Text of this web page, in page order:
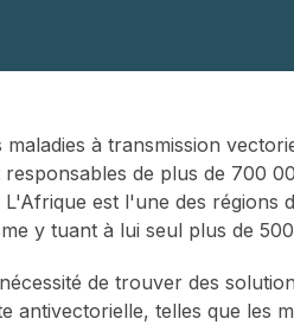
à transmission
de plus de 700
est l'une des régions
y tuant à lui seul plus de
de trouver des
antivectorielle, telles que les